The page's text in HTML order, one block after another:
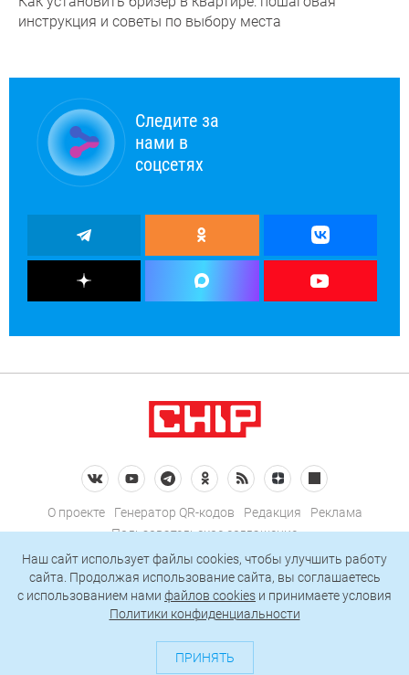
инструкция и советы по выбору места
Следите за
нами в
соцсетях
О проекте Генератор QR-кодов Редакция
Реклама
Пользовательское соглашение
Политика конфиденциальности
Подписаться на рассылку
127018, Москва, ул. Полковая, д. 3, стр. 4, помещение I, комн. 23
Наш сайт использует файлы cookies, чтобы улучшить работу
сайта. Продолжая использование сайта, вы соглашаетесь
c использованием нами файлов cookies и принимаете условия
Политики конфиденциальности
ПРИНЯТЬ